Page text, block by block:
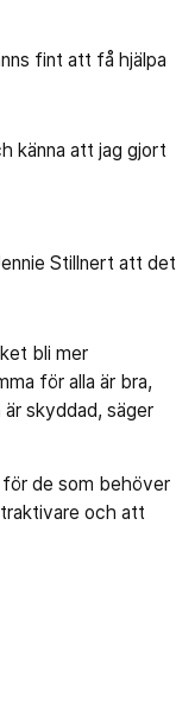
fint att få hjälpa
känna att jag gjort
Stillnert att det
bli mer
för alla är bra,
skyddad, säger
för de som behöver
och att